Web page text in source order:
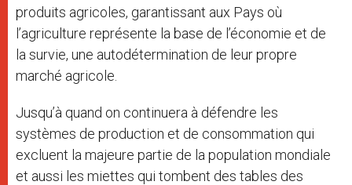
produits agricoles, garantissant aux Pays où
l’agriculture représente la base de l’économie et de
la survie, une autodétermination de leur propre
marché agricole.
Jusqu’à quand on continuera à défendre les
systèmes de production et de consommation qui
excluent la majeure partie de la population mondiale
et aussi les miettes qui tombent des tables des